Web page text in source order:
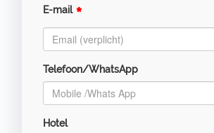
E-mail *
Telefoon/WhatsApp
Hotel